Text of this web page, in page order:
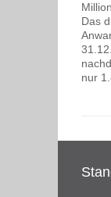
Das
nur